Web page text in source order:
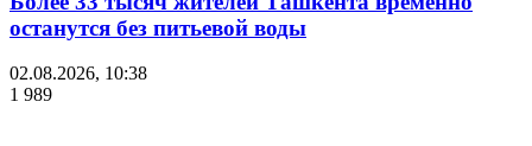
останутся без питьевой воды
02.08.2026, 10:38
1 989